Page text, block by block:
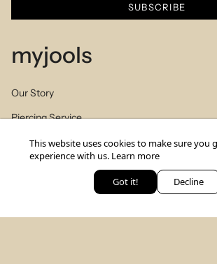
SUBSCRIBE
myjools
Our Story
Piercing Service
Members Club
כתבי לנו
This website uses cookies to make sure you
experience with us. Learn more
Got it! Decline